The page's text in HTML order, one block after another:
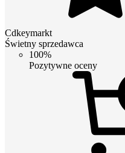
Cdkeymarkt
Świetny sprzedawca
100%
Pozytywne oceny